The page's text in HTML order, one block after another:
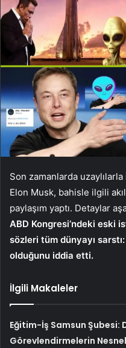
Son zamanlarda
Elon Musk, bahisle ilgili
paylaşım yaptı. Detaylar
ABD Kongresi’ndeki eski
sözleri tüm dünyayı
olduğunu iddia etti.
İlgili Makaleler
Eğitim-İş Samsun Şubesi:
Görevlendirmelerin